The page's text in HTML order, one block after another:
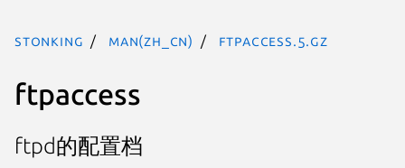
stonking man(zh_CN) ftpaccess.5.gz
ftpaccess
ftpd的配置档